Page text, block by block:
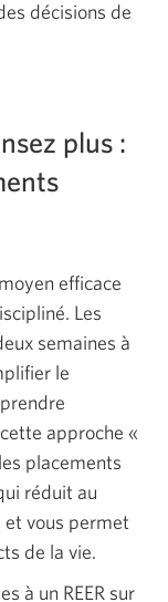
décisions de
plus :
efficace
Les
semaines à
le
approche «
placements
réduit au
vous permet
de la vie.
à un REER sur